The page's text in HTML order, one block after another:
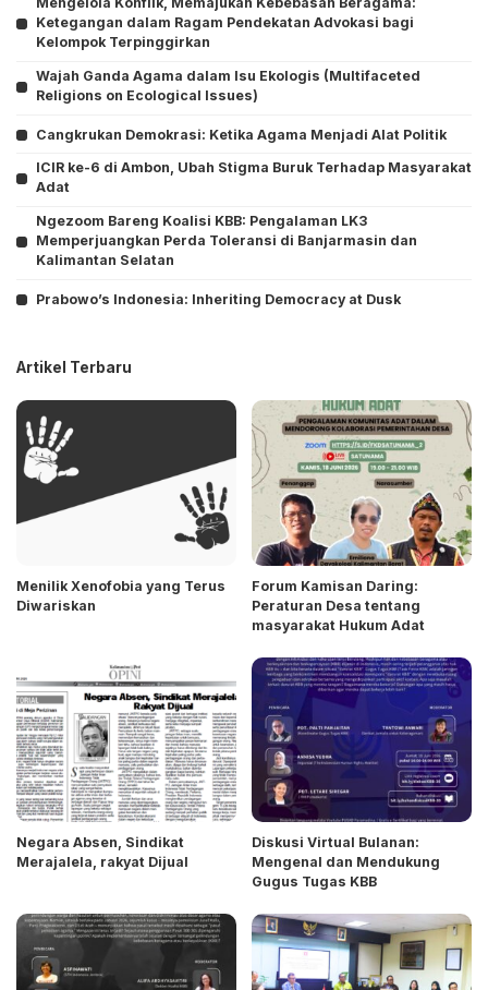
Ketegangan dalam Ragam Pendekatan Advokasi bagi
Kelompok Terpinggirkan
Wajah Ganda Agama dalam Isu Ekologis (Multifaceted
Religions on Ecological Issues)
Cangkrukan Demokrasi: Ketika Agama Menjadi Alat Politik
ICIR ke-6 di Ambon, Ubah Stigma Buruk Terhadap Masyarakat
Adat
Ngezoom Bareng Koalisi KBB: Pengalaman LK3
Memperjuangkan Perda Toleransi di Banjarmasin dan
Kalimantan Selatan
Prabowo’s Indonesia: Inheriting Democracy at Dusk
Artikel Terbaru
Menilik Xenofobia yang Terus
Diwariskan
Forum Kamisan Daring:
Peraturan Desa tentang
masyarakat Hukum Adat
Negara Absen, Sindikat
Merajalela, rakyat Dijual
Diskusi Virtual Bulanan:
Mengenal dan Mendukung
Gugus Tugas KBB